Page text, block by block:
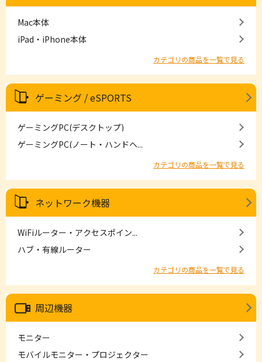
Mac本体
iPad・iPhone本体
カテゴリの商品を一覧で見る
ゲーミング / eSPORTS
ゲーミングPC(デスクトップ)
ゲーミングPC(ノート・ハンドヘ...
カテゴリの商品を一覧で見る
ネットワーク機器
WiFiルーター・アクセスポイン...
ハブ・有線ルーター
カテゴリの商品を一覧で見る
周辺機器
モニター
モバイルモニター・プロジェクター